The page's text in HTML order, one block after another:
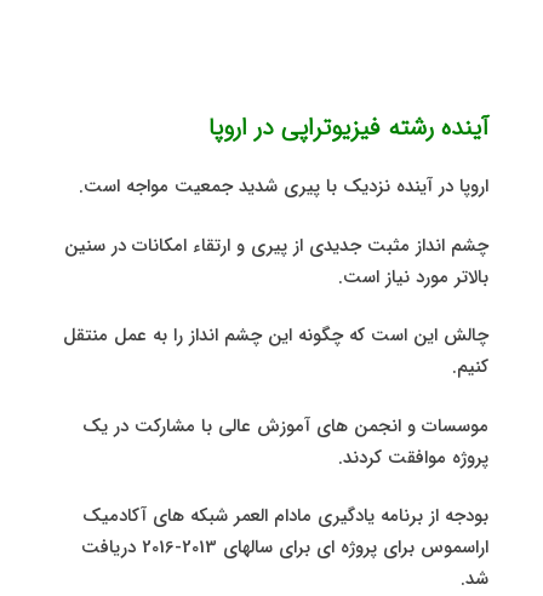
آینده رشته فیزیوتراپی در اروپا
اروپا در آینده نزدیک با پیری شدید جمعیت مواجه است.
چشم انداز مثبت جدیدی از پیری و ارتقاء امکانات در سنین
بالاتر مورد نیاز است.
چالش این است که چگونه این چشم انداز را به عمل منتقل
کنیم.
موسسات و انجمن های آموزش عالی با مشارکت در یک
پروژه موافقت کردند.
بودجه از برنامه یادگیری مادام العمر شبکه های آکادمیک
اراسموس برای پروژه ای برای سالهای 2013-2016 دریافت
شد.